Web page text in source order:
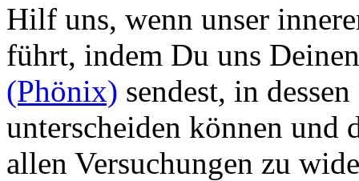
Hilf uns, wenn unser
führt, indem Du uns
(Phönix) sendest, in
unterscheiden können und
allen Versuchungen zu